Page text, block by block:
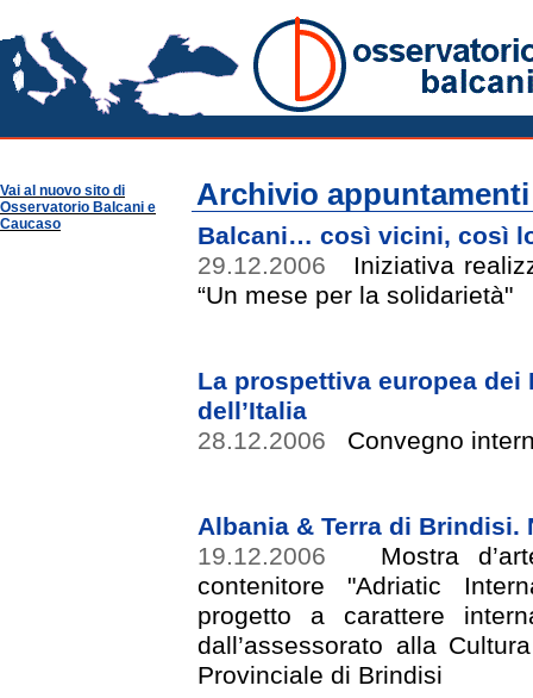
Vai al nuovo sito di
Osservatorio Balcani e
Caucaso
Archivio appuntamenti
Balcani… così vicini, così
29.12.2006
Iniziativa
“Un mese per la solidarietà"
La prospettiva europea
dell’Italia
28.12.2006
Convegno
Albania & Terra di Brindisi.
19.12.2006
Mostra
contenitore "Adriatic
progetto a carattere
dall’assessorato alla
Provinciale di Brindisi